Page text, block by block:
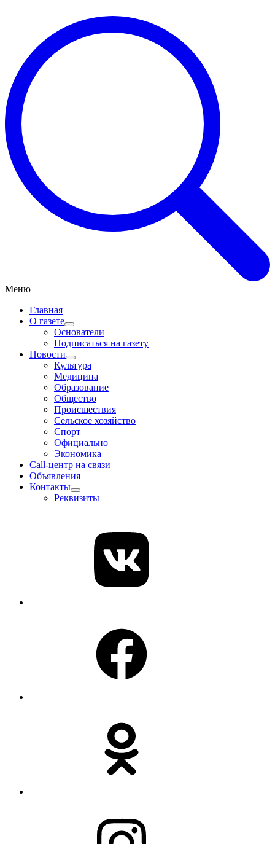
Меню
Главная
О газете
Основатели
Подписаться на газету
Новости
Культура
Медицина
Образование
Общество
Происшествия
Сельское хозяйство
Спорт
Официально
Экономика
Call-центр на связи
Объявления
Контакты
Реквизиты